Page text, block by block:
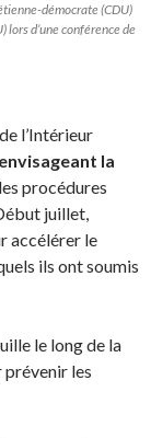
démocrate (CDU)
lors d’une conférence de
l’Intérieur
envisageant la
procédures
juillet,
accélérer le
ils ont soumis
le long de la
prévenir les